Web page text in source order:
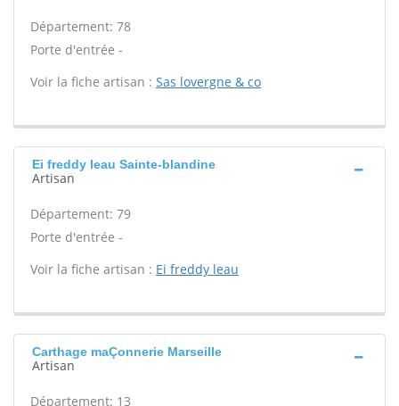
Département: 78
Porte d'entrée -
Voir la fiche artisan : Sas lovergne & co
Ei freddy leau Sainte-blandine
Artisan
Département: 79
Porte d'entrée -
Voir la fiche artisan : Ei freddy leau
Carthage maÇonnerie Marseille
Artisan
Département: 13